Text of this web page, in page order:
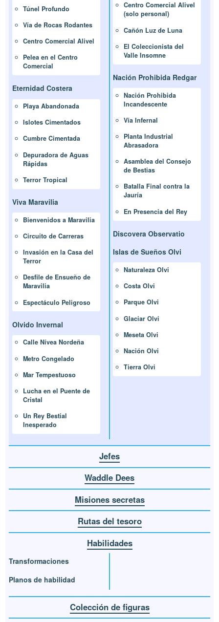
Túnel Profundo
Vía de Rocas Rodantes
Centro Comercial Alivel
Pelea en el Centro
Comercial
Eternidad Costera
Playa Abandonada
Islotes Cimentados
Cumbre Cimentada
Depuradora de Aguas
Rápidas
Terror Tropical
Viva Maravilia
Bienvenidos a Maravilia
Circuito de Carreras
Invasión en la Casa del
Terror
Desfile de Ensueño de
Maravilia
Espectáculo Peligroso
Olvido Invernal
Calle Nívea Nordeña
Metro Congelado
Mar Tempestuoso
Lucha en el Puente de
Cristal
Un Rey Bestial
Inesperado
Centro Comercial Alivel
(solo personal)
Cañón Luz de Luna
El Coleccionista del
Valle Insomne
Nación Prohibida Redgar
Nación Prohibida
Incandescente
Vía Infernal
Planta Industrial
Abrasadora
Asamblea del Consejo
de Bestias
Batalla Final contra la
Jauría
En Presencia del Rey
Discovera Observatio
Islas de Sueños Olvi
Naturaleza Olvi
Costa Olvi
Parque Olvi
Glaciar Olvi
Meseta Olvi
Nación Olvi
Tierra Olvi
Jefes
Waddle Dees
Misiones secretas
Rutas del tesoro
Habilidades
Transformaciones
Planos de habilidad
Colección de figuras